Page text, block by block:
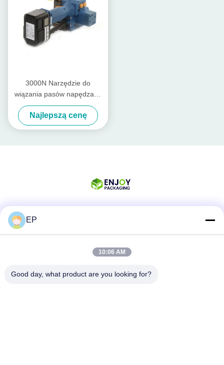
3000N Narzędzie do
wiązania pasów napędzane
baterią Narzędzie do
wiązania pasów Pp do
naładowania PET 13mm -
Najlepszą cenę
Szybki kontakt
EP
10:06 AM
Good day, what product are you looking for?